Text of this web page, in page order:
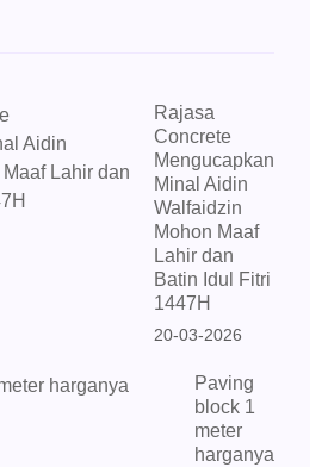
Rajasa
Concrete
Mengucapkan
Minal Aidin
Walfaidzin
Mohon Maaf
Lahir dan
Batin Idul Fitri
1447H
20-03-2026
Paving
block 1
meter
harganya